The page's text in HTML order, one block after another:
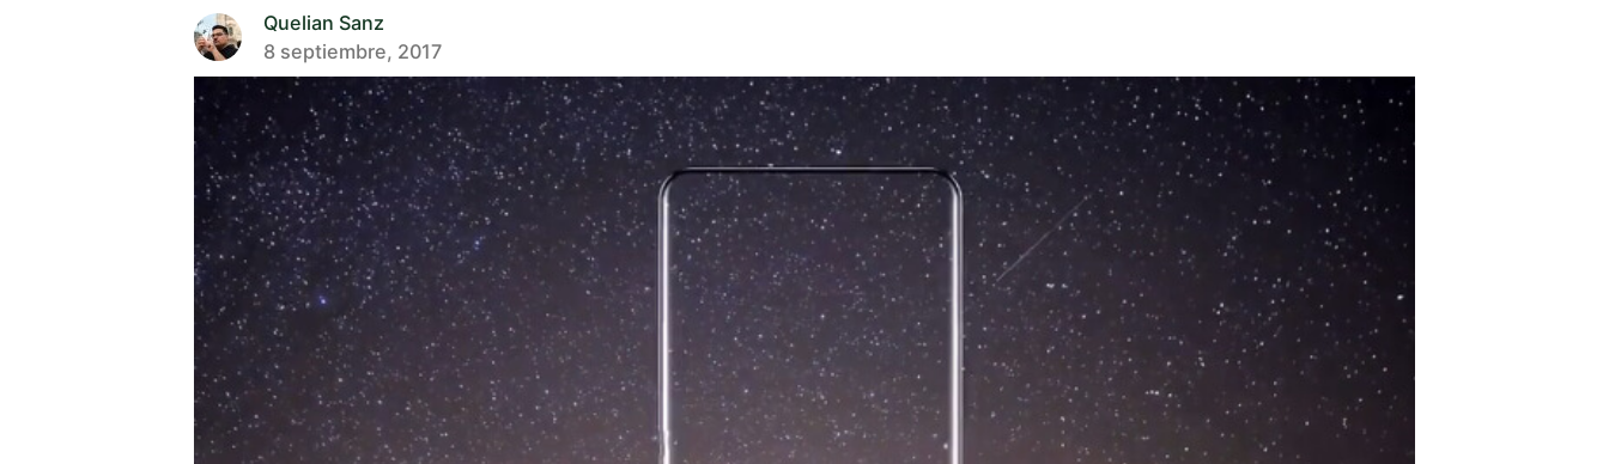
Quelian Sanz
8 septiembre, 2017